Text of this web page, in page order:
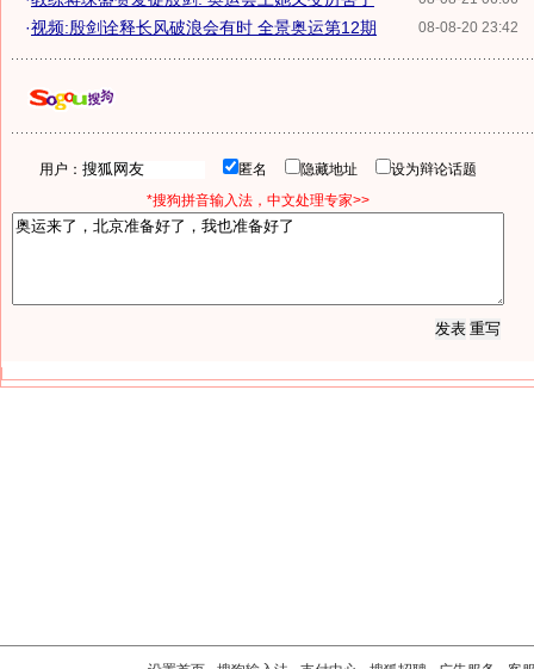
08-08-20 23:42
·视频:殷剑诠释长风破浪会有时 全景奥运第12期
用户： 匿名 隐藏地址
设为辩论话题
*搜狗拼音输入法，中文处理专家>>